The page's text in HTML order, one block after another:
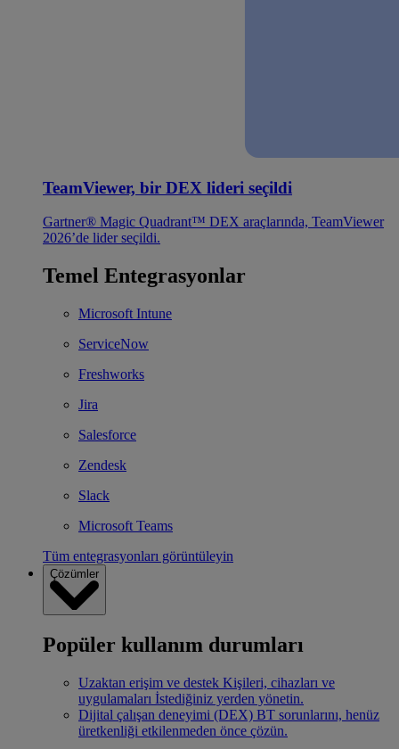
TeamViewer, bir DEX lideri seçildi
Gartner® Magic Quadrant™ DEX araçlarında, TeamViewer
2026’de lider seçildi.
Temel Entegrasyonlar
Microsoft Intune
ServiceNow
Freshworks
Jira
Salesforce
Zendesk
Slack
Microsoft Teams
Tüm entegrasyonları görüntüleyin
Çözümler
Popüler kullanım durumları
Uzaktan erişim ve destek Kişileri, cihazları ve
uygulamaları İstediğiniz yerden yönetin.
Dijital çalışan deneyimi (DEX) BT sorunlarını, henüz
üretkenliği etkilenmeden önce çözün.